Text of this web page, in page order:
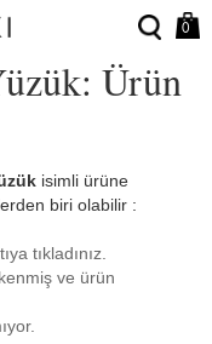
0
Ürün
isimli ürüne
biri olabilir :
tıkladınız.
ve ürün